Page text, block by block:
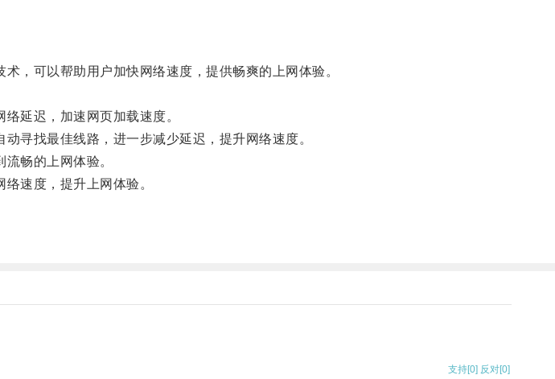
可以帮助用户加快网络速度，提供畅爽的上网体验。
延迟，加速网页加载速度。
找最佳线路，进一步减少延迟，提升网络速度。
畅的上网体验。
速度，提升上网体验。
支持[0] 反对[0]